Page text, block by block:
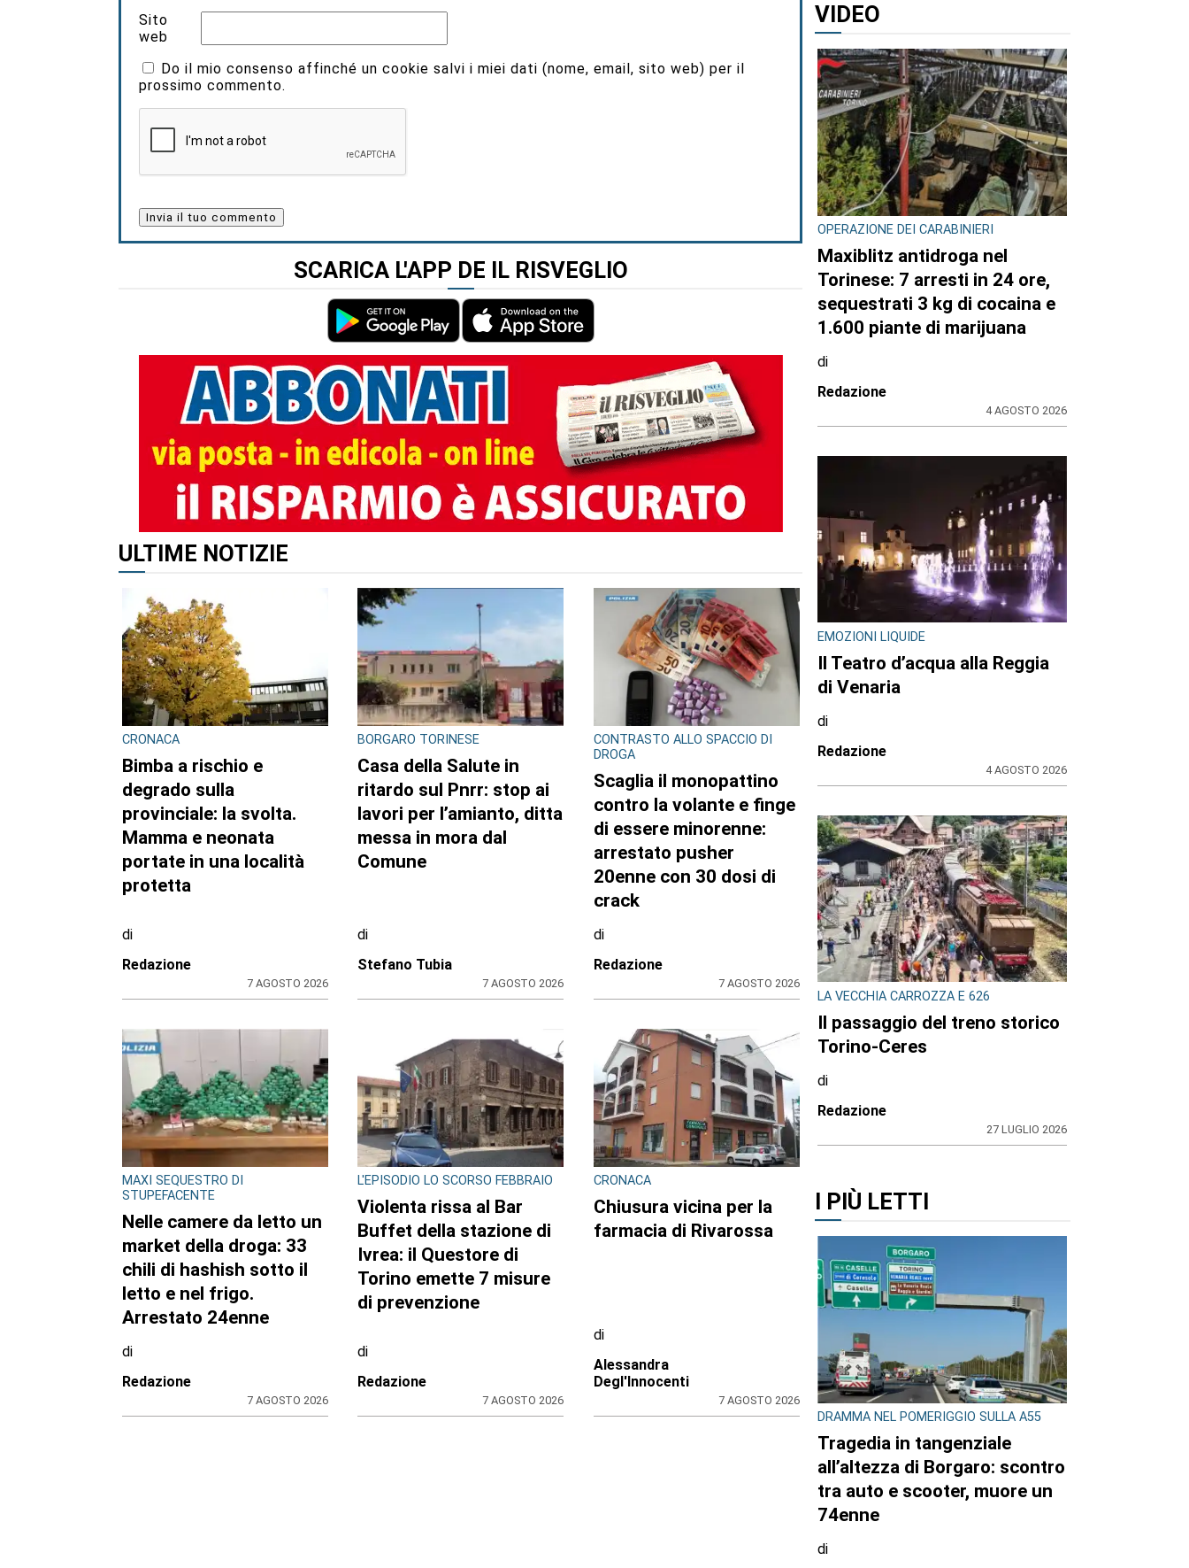
Sito
web
Do il mio consenso affinché un cookie salvi i miei dati (nome, email, sito web) per il
prossimo commento.
SCARICA L'APP DE IL RISVEGLIO
ALTRI ARTICOLI DI QUESTO AUTORE
CONSIGLIO REGIONALE
Marcinelle, il presidente
Nicco: “Onorare gli
italiani caduti sul lavoro
in ogni parte del mondo”
CONSIGLIO REGIONALE
Ambiente e conti
pubblici al centro
dell’attività questa
settimana in Consiglio
CONSIGLIO REGIONALE
A Palazzo Lascaris la
mostra “Romano
Gazzera. Nel regno dei
fiori giganti”
CRONACA
Bimba a rischio e
degrado sulla
provinciale: la svolta.
Mamma e neonata
portate in una località
protetta
BORGARO TORINESE
Casa della Salute in
ritardo sul Pnrr: stop ai
lavori per l’amianto, ditta
messa in mora dal
CONTRASTO ALLO SPACCIO DI
Scaglia il monopattino
20enne con 30 dosi di
crack
VIDEO
OPERAZIONE DEI CARABINIERI
Maxiblitz antidroga nel
Torinese: 7 arresti in 24 ore,
sequestrati 3 kg di cocaina e
1.600 piante di marijuana
di
Redazione
4 AGOSTO 2026
EMOZIONI LIQUIDE
Il Teatro d’acqua alla Reggia
di Venaria
di
Redazione
4 AGOSTO 2026
LA VECCHIA CARROZZA E 626
Il passaggio del treno storico
Torino-Ceres
di
Redazione
27 LUGLIO 2026
I PIÙ LETTI
DRAMMA NEL POMERIGGIO SULLA A55
Tragedia in tangenziale
all’altezza di Borgaro: scontro
tra auto e scooter, muore un
74enne
di